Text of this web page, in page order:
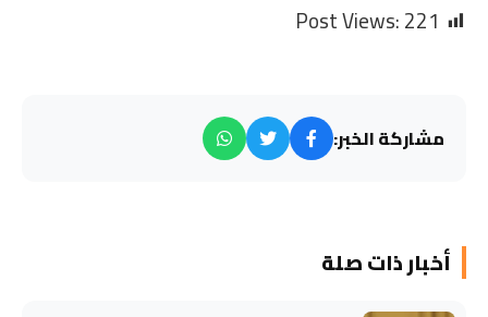
Post Views:221
مشاركة الخبر:
أخبار ذات صلة